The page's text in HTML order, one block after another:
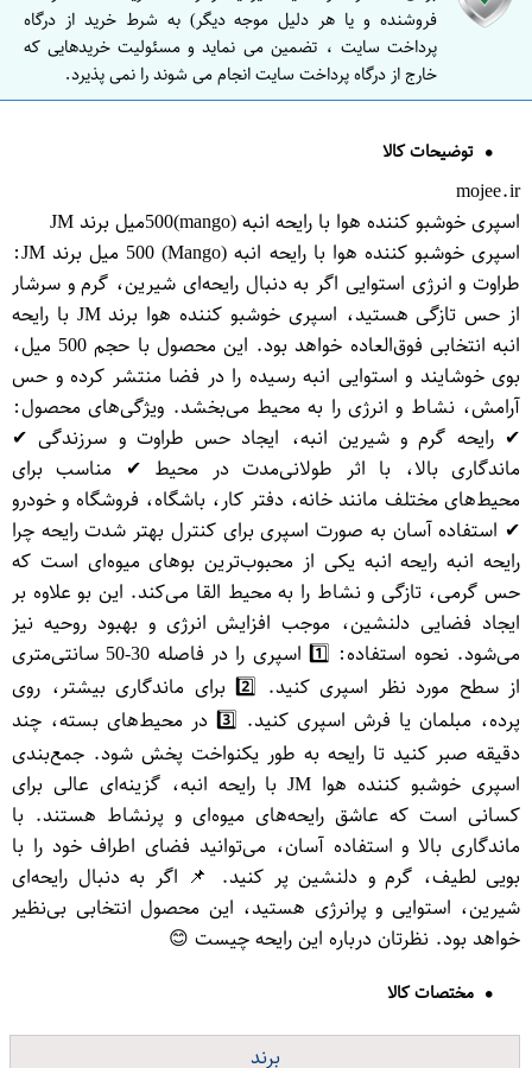
فروشنده و یا هر دلیل موجه دیگر) به شرط خرید از درگاه
پرداخت سایت ، تضمین می نماید و مسئولیت خریدهایی که
خارج از درگاه پرداخت سایت انجام می شوند را نمی پذیرد.
توضیحات کالا
mojee.ir
اسپری خوشبو کننده هوا با رایحه انبه (mango)500میل برند JM
اسپری خوشبو کننده هوا با رایحه انبه (Mango) 500 میل برند JM:
طراوت و انرژی استوایی اگر به دنبال رایحه‌ای شیرین، گرم و سرشار
از حس تازگی هستید، اسپری خوشبو کننده هوا برند JM با رایحه
انبه انتخابی فوق‌العاده خواهد بود. این محصول با حجم 500 میل،
بوی خوشایند و استوایی انبه رسیده را در فضا منتشر کرده و حس
آرامش، نشاط و انرژی را به محیط می‌بخشد. ویژگی‌های محصول:
✔ رایحه گرم و شیرین انبه، ایجاد حس طراوت و سرزندگی ✔
ماندگاری بالا، با اثر طولانی‌مدت در محیط ✔ مناسب برای
محیط‌های مختلف مانند خانه، دفتر کار، باشگاه، فروشگاه و خودرو
✔ استفاده آسان به صورت اسپری برای کنترل بهتر شدت رایحه چرا
رایحه انبه رایحه انبه یکی از محبوب‌ترین بوهای میوه‌ای است که
حس گرمی، تازگی و نشاط را به محیط القا می‌کند. این بو علاوه بر
ایجاد فضایی دلنشین، موجب افزایش انرژی و بهبود روحیه نیز
می‌شود. نحوه استفاده: 1️⃣ اسپری را در فاصله 30-50 سانتی‌متری
از سطح مورد نظر اسپری کنید. 2️⃣ برای ماندگاری بیشتر، روی
پرده، مبلمان یا فرش اسپری کنید. 3️⃣ در محیط‌های بسته، چند
دقیقه صبر کنید تا رایحه به طور یکنواخت پخش شود. جمع‌بندی
اسپری خوشبو کننده هوا JM با رایحه انبه، گزینه‌ای عالی برای
کسانی است که عاشق رایحه‌های میوه‌ای و پرنشاط هستند. با
ماندگاری بالا و استفاده آسان، می‌توانید فضای اطراف خود را با
بویی لطیف، گرم و دلنشین پر کنید. 📌 اگر به دنبال رایحه‌ای
شیرین، استوایی و پرانرژی هستید، این محصول انتخابی بی‌نظیر
خواهد بود. نظرتان درباره این رایحه چیست 😊
مختصات کالا
برند